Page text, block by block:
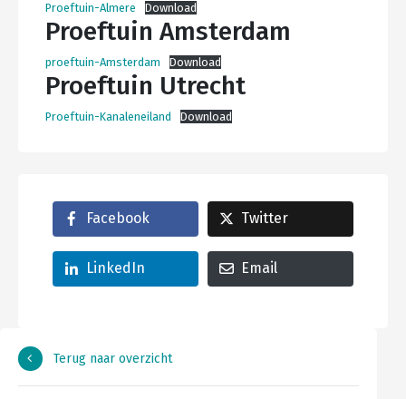
Proeftuin-Almere Download
Proeftuin Amsterdam
proeftuin-Amsterdam Download
Proeftuin Utrecht
Proeftuin-Kanaleneiland Download
Facebook Twitter
LinkedIn Email
Terug naar overzicht